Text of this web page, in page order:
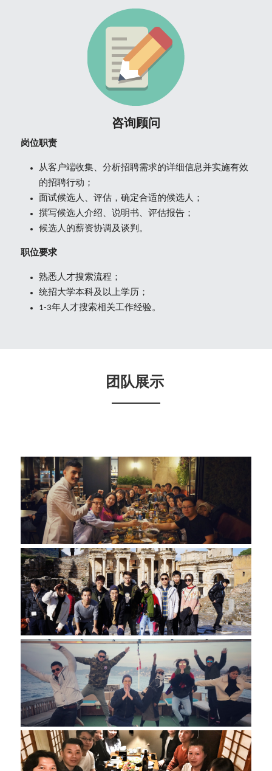
咨询顾问
岗位职责
从客户端收集、分析招聘需求的详细信息并实施有效
的招聘行动；
面试候选人、评估，确定合适的候选人；
撰写候选人介绍、说明书、评估报告；
候选人的薪资协调及谈判。
职位要求
熟悉人才搜索流程；
统招大学本科及以上学历；
1-3年人才搜索相关工作经验。
团队展示